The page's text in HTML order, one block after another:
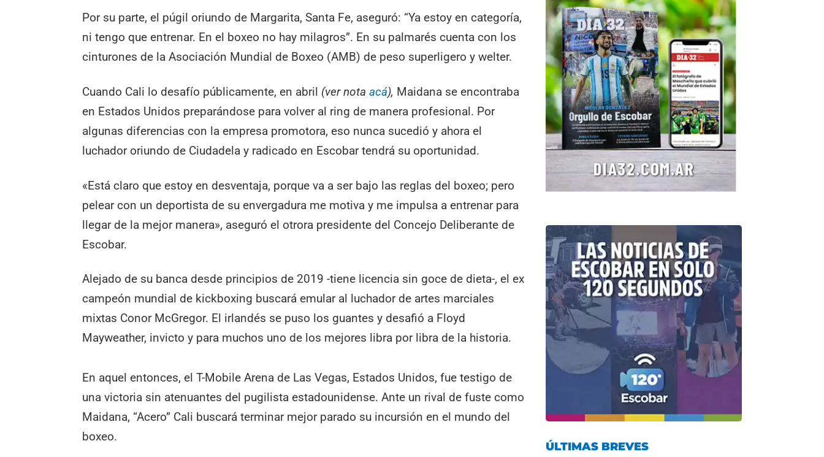
Por su parte, el púgil oriundo de Margarita, Santa Fe, aseguró: “Ya estoy en categoría,
ni tengo que entrenar. En el boxeo no hay milagros”. En su palmarés cuenta con los
cinturones de la Asociación Mundial de Boxeo (AMB) de peso superligero y welter.
Cuando Cali lo desafío públicamente, en abril (ver notaacá), Maidana se encontraba
en Estados Unidos preparándose para volver al ring de manera profesional. Por
algunas diferencias con la empresa promotora, eso nunca sucedió y ahora el
luchador oriundo de Ciudadela y radicado en Escobar tendrá su oportunidad.
«Está claro que estoy en desventaja, porque va a ser bajo las reglas del boxeo; pero
pelear con un deportista de su envergadura me motiva y me impulsa a entrenar para
llegar de la mejor manera», aseguró el otrora presidente del Concejo Deliberante de
Escobar.
Alejado de su banca desde principios de 2019 -tiene licencia sin goce de dieta-, el ex
campeón mundial de kickboxing buscará emular al luchador de artes marciales
mixtas Conor McGregor. El irlandés se puso los guantes y desafió a Floyd
Mayweather, invicto y para muchos uno de los mejores libra por libra de la historia.
En aquel entonces, el T-Mobile Arena de Las Vegas, Estados Unidos, fue testigo de
una victoria sin atenuantes del pugilista estadounidense. Ante un rival de fuste como
Maidana, “Acero” Cali buscará terminar mejor parado su incursión en el mundo del
boxeo.
ÚLTIMAS BREVES